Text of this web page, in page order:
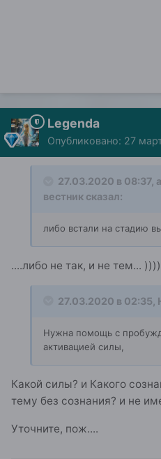
Legenda
Опубликовано: 27
27.03.2020 в 08:37,
вестник сказал:
либо встали на стадию
....либо не так, и не тем...
27.03.2020 в 02:35,
Нужна помощь с
активацией силы,
Какой силы? и Какого
тему без сознания? и не
Уточните, пож....